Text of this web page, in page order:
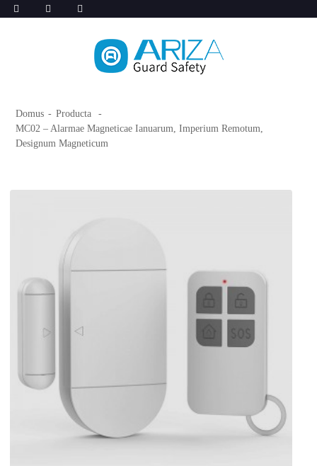
Domus
Producta
MC02 – Alarmae ​​Magneticae Ianuarum, Imperium Remotum,
Designum Magneticum